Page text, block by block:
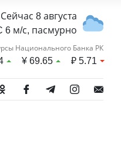
Сейчас 8 августа
6 м/с, пасмурно
Национального Банка РК
¥69.65 ₽5.71